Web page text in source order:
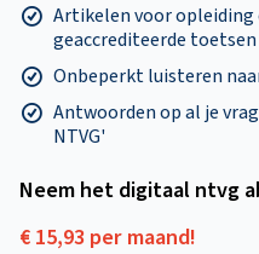
Artikelen voor
geaccrediteerde toetsen
Onbeperkt luisteren
Antwoorden op al je
NTVG'
Neem het digitaal ntvg
€ 15,93 per maand!